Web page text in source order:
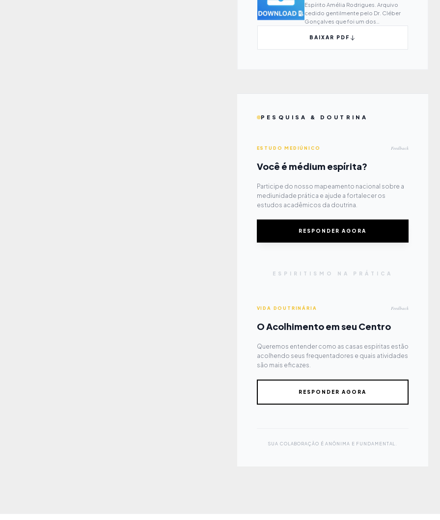
Espírito Amélia Rodrigues. Arquivo
cedido gentilmente pelo Dr. Cléber
Gonçalves que foi um dos
Baixem e divulguem.
BAIXAR PDF
PESQUISA & DOUTRINA
ESTUDO MEDIÚNICO Feedback
Você é médium espírita?
Participe do nosso mapeamento nacional sobre a
mediunidade prática e ajude a fortalecer os
estudos acadêmicos da doutrina.
RESPONDER AGORA
ESPIRITISMO NA PRÁTICA
VIDA DOUTRINÁRIA Feedback
O Acolhimento em seu Centro
Queremos entender como as casas espíritas estão
acolhendo seus frequentadores e quais atividades
são mais eficazes.
RESPONDER AGORA
SUA COLABORAÇÃO É ANÔNIMA E FUNDAMENTAL.